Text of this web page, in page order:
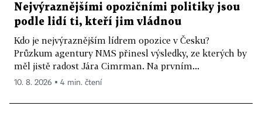
Nejvýraznějšími opozičními politiky jsou
podle lidí ti, kteří jim vládnou
Kdo je nejvýraznějším lídrem opozice v Česku?
Průzkum agentury NMS přinesl výsledky, ze kterých by
měl jistě radost Jára Cimrman. Na prvním...
10. 8. 2026 ▪ 4 min. čtení